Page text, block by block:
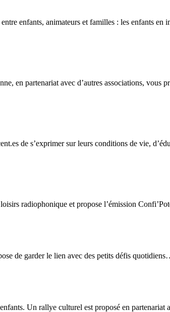
enfants, animateurs et familles : les enfants en
en partenariat avec d’autres associations, vous
de s’exprimer sur leurs conditions de vie,
radiophonique et propose l’émission
de garder le lien avec des petits défis
Un rallye culturel est proposé en partenariat